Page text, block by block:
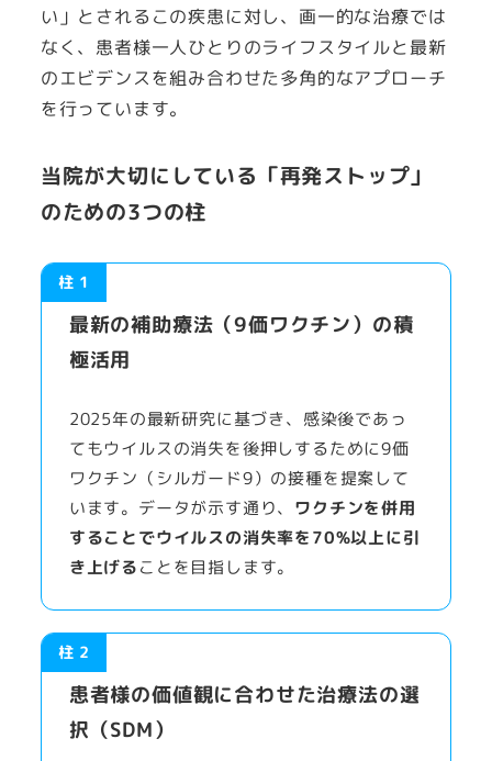
い」とされるこの疾患に対し、画一的な治療では
なく、患者様一人ひとりのライフスタイルと最新
のエビデンスを組み合わせた多角的なアプローチ
を行っています。
当院が大切にしている「再発ストップ」
のための3つの柱
柱 1
最新の補助療法（9価ワクチン）の積
極活用
2025年の最新研究に基づき、感染後であっ
てもウイルスの消失を後押しするために9価
ワクチン（シルガード9）の接種を提案して
います。データが示す通り、 ワクチンを併用
することでウイルスの消失率を70%以上に引
き上げることを目指します。
柱 2
患者様の価値観に合わせた治療法の選
択（SDM）